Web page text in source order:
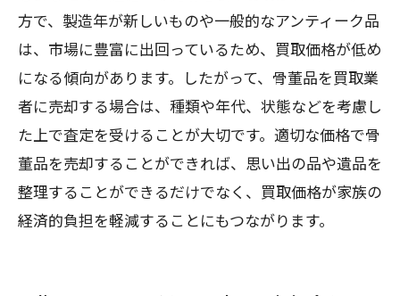
方で、製造年が新しいものや一般的なアンティーク品
は、市場に豊富に出回っているため、買取価格が低め
になる傾向があります。したがって、骨董品を買取業
者に売却する場合は、種類や年代、状態などを考慮し
た上で査定を受けることが大切です。適切な価格で骨
董品を売却することができれば、思い出の品や遺品を
整理することができるだけでなく、買取価格が家族の
経済的負担を軽減することにもつながります。